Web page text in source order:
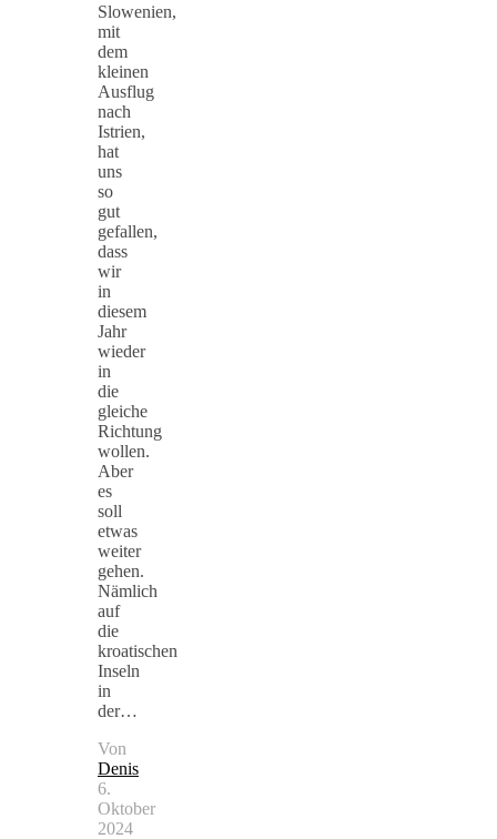
Slowenien,
mit
dem
kleinen
Ausflug
nach
Istrien,
hat
uns
so
gut
gefallen,
dass
wir
in
diesem
Jahr
wieder
in
die
gleiche
Richtung
wollen.
Aber
es
soll
etwas
weiter
gehen.
Nämlich
auf
die
kroatischen
Inseln
in
der…
Von
Denis
6.
Oktober
2024